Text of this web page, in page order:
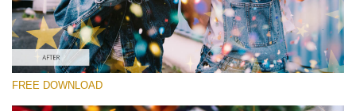
免费下载
FREE DOWNLOAD